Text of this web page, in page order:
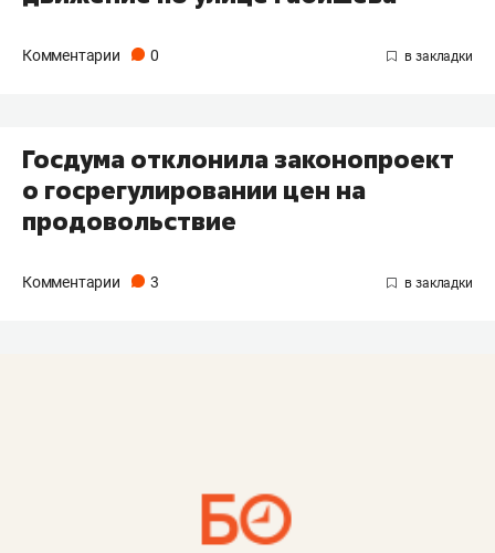
Комментарии 0
Госдума отклонила законопроект
о госрегулировании цен на
продовольствие
Комментарии 3